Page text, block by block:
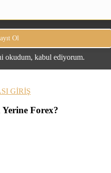
okudum, kabul ediyorum.
GİRİŞ
Forex?